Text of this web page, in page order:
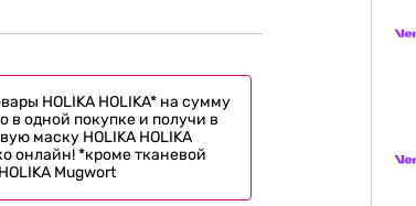
HOLIKA HOLIKA* на сумму
в одной покупке и получи в
маску HOLIKA HOLIKA
онлайн! *кроме тканевой
Mugwort